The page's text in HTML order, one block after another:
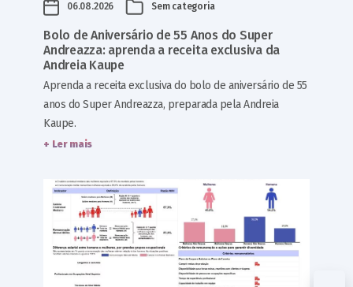
06.08.2026 Sem categoria
Bolo de Aniversário de 55 Anos do Super
Andreazza: aprenda a receita exclusiva da
Andreia Kaupe
Aprenda a receita exclusiva do bolo de aniversário de 55
anos do Super Andreazza, preparada pela Andreia
Kaupe.
+ Ler mais